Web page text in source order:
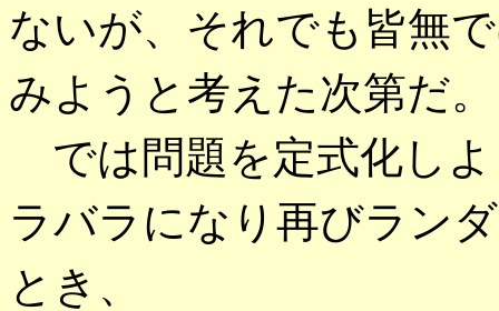
ないが、それでも皆無
みようと考えた次第だ。
では問題を定式化し
ラバラになり再びラン
とき、